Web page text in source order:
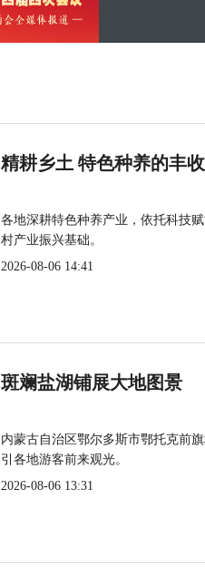
精耕乡土 特色种养的丰
各地深耕特色种养产业，依托科技
村产业振兴基础。
2026-08-06 14:41
斑斓盐湖铺展大地图景
内蒙古自治区鄂尔多斯市鄂托克前
引各地游客前来观光。
2026-08-06 13:31